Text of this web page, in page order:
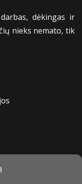
dėkingas ir
nieks nemato, tik